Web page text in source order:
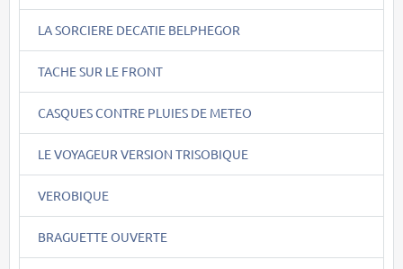
LA SORCIERE DECATIE BELPHEGOR
TACHE SUR LE FRONT
CASQUES CONTRE PLUIES DE METEO
LE VOYAGEUR VERSION TRISOBIQUE
VEROBIQUE
BRAGUETTE OUVERTE